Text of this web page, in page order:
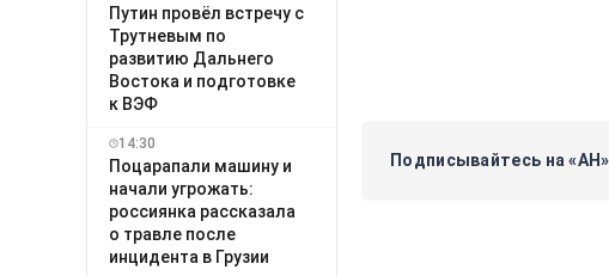
Путин провёл встречу с
Трутневым по
развитию Дальнего
Востока и подготовке
к ВЭФ
14:30
Поцарапали машину и
начали угрожать:
россиянка рассказала
о травле после
инцидента в Грузии
Подписывайтесь на